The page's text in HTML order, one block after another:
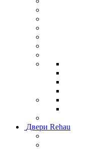
Двери Rehau